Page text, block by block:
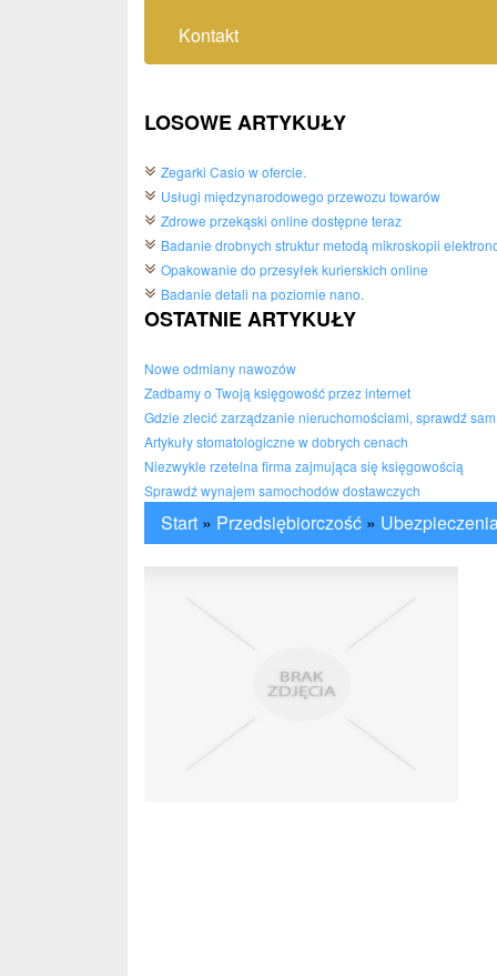
Kontakt
LOSOWE ARTYKUŁY
Zegarki Casio w ofercie.
Usługi międzynarodowego przewozu towarów
Zdrowe przekąski online dostępne teraz
Badanie drobnych struktur metodą mikroskopii
Opakowanie do przesyłek kurierskich online
Badanie detali na poziomie nano.
OSTATNIE ARTYKUŁY
Nowe odmiany nawozów
Zadbamy o Twoją księgowość przez internet
Gdzie zlecić zarządzanie nieruchomościami, sprawdź
Artykuły stomatologiczne w dobrych cenach
Niezwykle rzetelna firma zajmująca się księgowością
Sprawdź wynajem samochodów dostawczych
Start » Przedsiębiorczość »